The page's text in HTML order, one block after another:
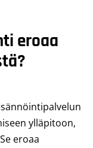
eroaa
ylläpitoon,
eroaa